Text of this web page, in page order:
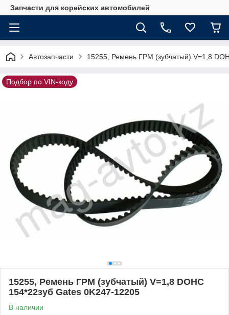
Запчасти для корейских автомобилей
Автозапчасти 15255, Ремень ГРМ (зубчатый) V=1,8
Подбор по VIN-коду
15255, Ремень ГРМ (зубчатый) V=1,8 DOHC
154*22зуб Gates 0K247-12205
В наличии